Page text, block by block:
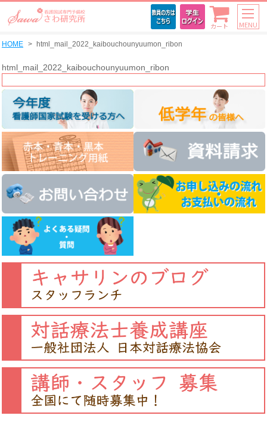
カート MENU
HOME html_mail_2022_kaibouchounyuumon_ribon
html_mail_2022_kaibouchounyuumon_ribon